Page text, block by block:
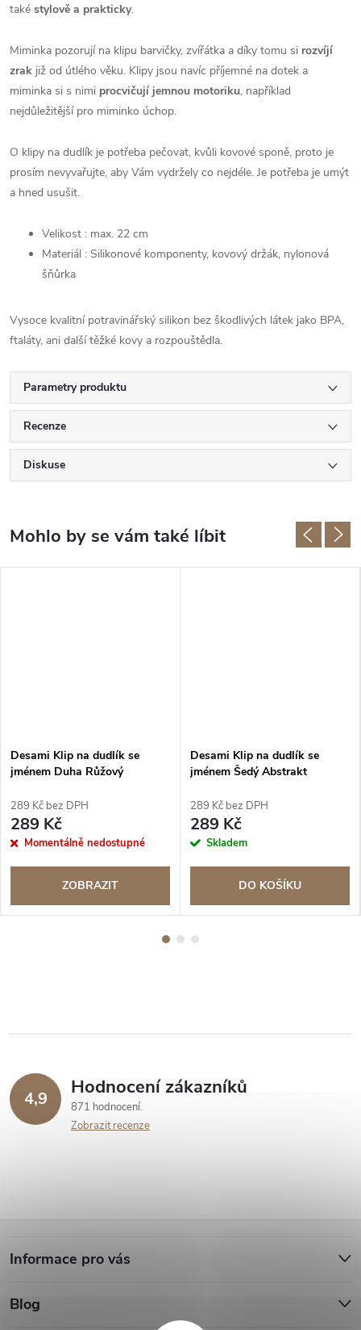
také stylově a prakticky.
Miminka pozorují na klipu barvičky, zvířátka a díky tomu si rozvíjí
zrak již od útlého věku. Klipy jsou navíc příjemné na dotek a
miminka si s nimi procvičují jemnou motoriku, například
nejdůležitější pro miminko úchop.
O klipy na dudlík je potřeba pečovat, kvůli kovové sponě, proto je
prosím nevyvařujte, aby Vám vydržely co nejdéle. Je potřeba je umýt
a hned usušit.
Velikost : max. 22 cm
Materiál : Silikonové komponenty, kovový držák, nylonová
šňůrka
Vysoce kvalitní potravinářský silikon bez škodlivých látek jako BPA,
ftaláty, ani další těžké kovy a rozpouštědla.
Parametry produktu
Recenze
Diskuse
Desami Klip na dudlík se
jménem Duha Růžový
289 Kč bez DPH
289 Kč
Momentálně nedostupné
ZOBRAZIT
Desami Klip na dudlík se
jménem Šedý Abstrakt
289 Kč bez DPH
289 Kč
Skladem
DO KOŠÍKU
4,9 Hodnocení zákazníků
871 hodnocení
Zobrazit recenze
á
p
Informace pro vás
Blog